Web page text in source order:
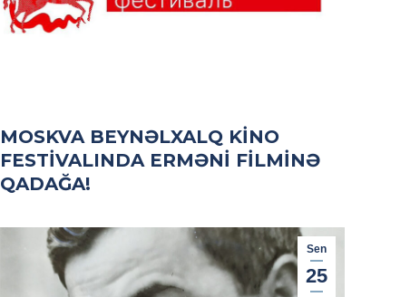
MOSKVA BEYNƏLXALQ KINO
FESTIVALINDA ERMƏNI FILMINƏ
QADAĞA!
Sen
25